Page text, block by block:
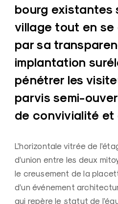
bourg existantes
village tout en
par sa
implantation
pénétrer les
parvis semi-
de convivialité et
L’horizontale vitrée de
d’union entre les deux
le creusement de la
d’un événement
qui repère le statut de